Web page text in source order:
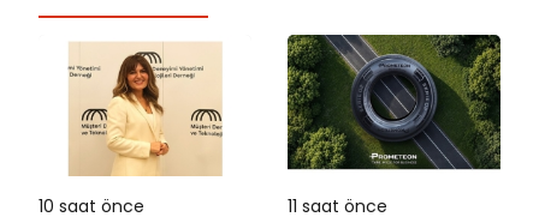
10 saat önce 11 saat önce